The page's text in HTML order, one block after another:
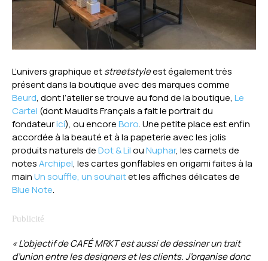
L’univers graphique etstreetstyleest également très
présent dans la boutique avec des marques comme
Beurd, dont l’atelier se trouve au fond de la boutique, Le
Cartel (dont Maudits Français a fait le portrait du
fondateurici), ou encoreBoro. Une petite place est enfin
accordée à la beauté et à la papeterie avec les jolis
produits naturels deDot & LilouNuphar, les carnets de
notesArchipel, les cartes gonflables en origami faites à la
mainUn souffle, un souhaitet les affiches délicates de
Blue Note.
« L’objectif de CAFÉ MRKT est aussi de dessiner un trait
d’union entre les designers et les clients. J’organise donc